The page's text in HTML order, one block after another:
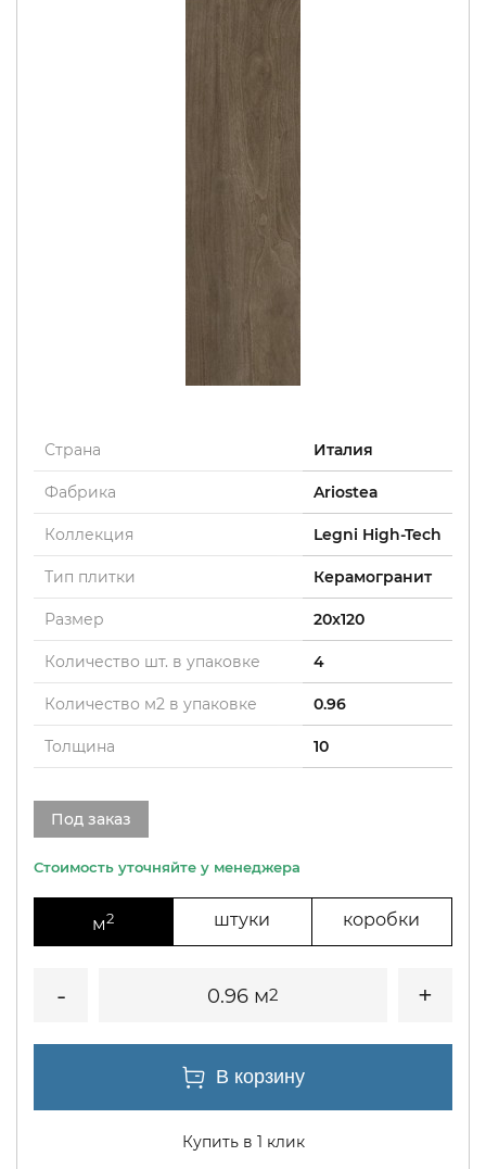
Страна Италия
Фабрика Ariostea
Коллекция Legni High-Tech
Тип плитки Керамогранит
Размер 20x120
Количество шт. в упаковке 4
Количество м2 в упаковке 0.96
Толщина 10
Под заказ
м2 штуки коробки
0.96 м2
Купить в 1 клик